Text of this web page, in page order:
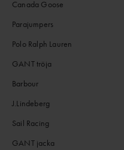
Canada Goose
Parajumpers
Polo Ralph Lauren
GANT tröja
Barbour
J.Lindeberg
Sail Racing
GANT jacka